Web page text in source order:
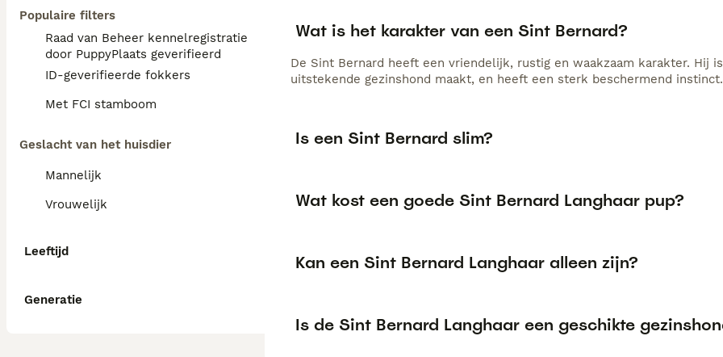
Populaire filters
Raad van Beheer kennelregistratie
door PuppyPlaats geverifieerd
ID-geverifieerde fokkers
Met FCI stamboom
Geslacht van het huisdier
Mannelijk
Vrouwelijk
Leeftijd
Generatie
Wat is het karakter van een Sint Bernard?
De Sint Bernard heeft een vriendelijk, rustig en waakzaam karakter. Hij
uitstekende gezinshond maakt, en heeft een sterk beschermend instinct.
Is een Sint Bernard slim?
Wat kost een goede Sint Bernard Langhaar pup?
Kan een Sint Bernard Langhaar alleen zijn?
Is de Sint Bernard Langhaar een geschikte